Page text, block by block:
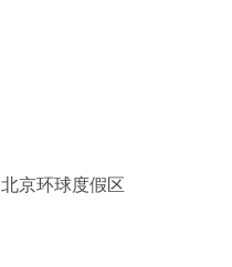
北京环球度假区